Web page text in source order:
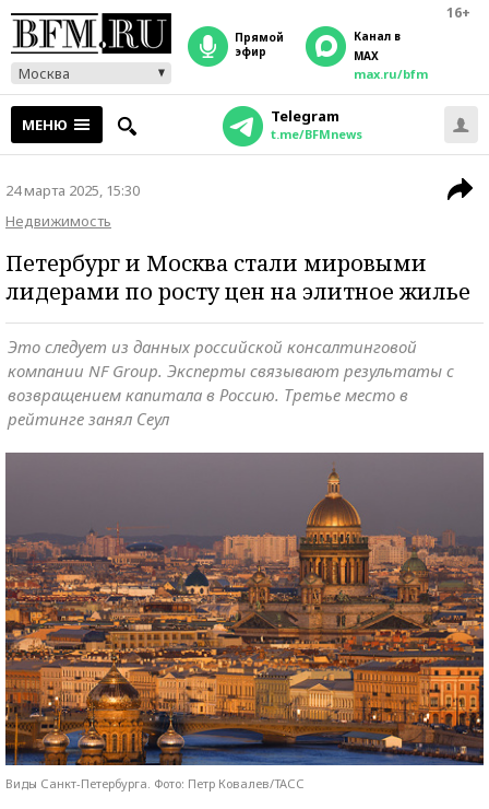
16+
Москва
прямой
эфир
Канал в
MAX
max.ru/bfm
МЕНЮ Telegram
t.me/BFMnews
24 марта 2025, 15:30
Недвижимость
Петербург и Москва стали мировыми
лидерами по росту цен на элитное жилье
Это следует из данных российской консалтинговой
компании NF Group. Эксперты связывают результаты с
возвращением капитала в Россию. Третье место в
рейтинге занял Сеул
Виды Санкт-Петербурга. Фото: Петр Ковалев/ТАСС